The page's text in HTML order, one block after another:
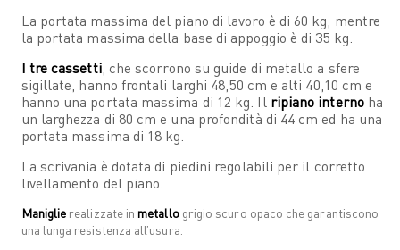
La portata massima del piano di lavoro è di 60 kg, mentre
la portata massima della base di appoggio è di 35 kg.
I tre cassetti, che scorrono su guide di metallo a sfere
sigillate, hanno frontali larghi 48,50 cm e alti 40,10 cm e
hanno una portata massima di 12 kg. Il ripiano internoha
un larghezza di 80 cm e una profondità di 44 cm ed ha una
portata massima di 18 kg.
La scrivania è dotata di piedini regolabili per il corretto
livellamento del piano.
Maniglie realizzate inmetallo grigio scuro opaco che garantiscono
una lunga resistenza all’usura.